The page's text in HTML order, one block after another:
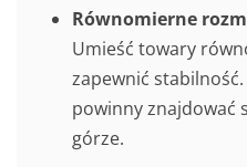
Równomierne
Umieść towary
zapewnić
powinny znajdować
górze.